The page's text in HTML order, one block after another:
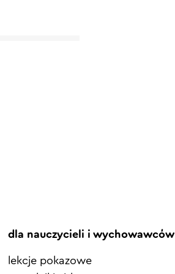
dla nauczycieli i wychowawców
lekcje pokazowe